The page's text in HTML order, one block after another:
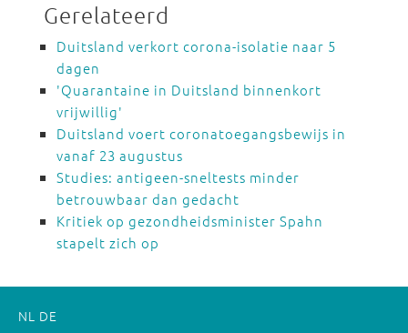
Gerelateerd
Duitsland verkort corona-isolatie naar 5
dagen
'Quarantaine in Duitsland binnenkort
vrijwillig'
Duitsland voert coronatoegangsbewijs in
vanaf 23 augustus
Studies: antigeen-sneltests minder
betrouwbaar dan gedacht
Kritiek op gezondheidsminister Spahn
stapelt zich op
NL DE